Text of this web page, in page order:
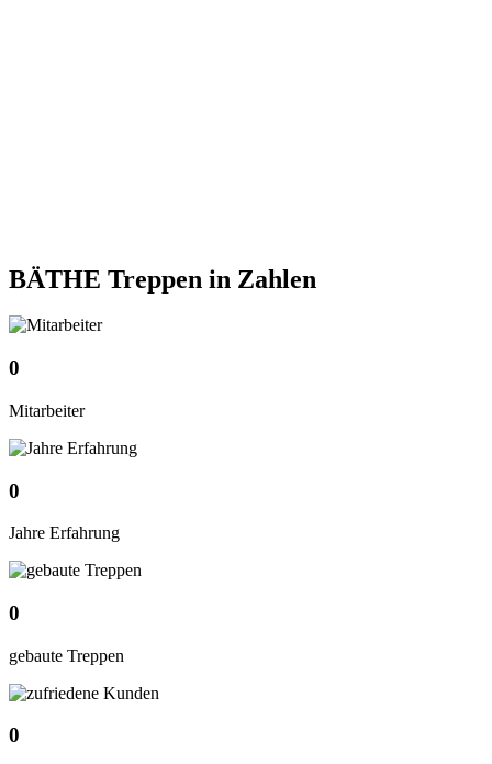
BÄTHE Treppen in Zahlen
0
Mitarbeiter
0
Jahre Erfahrung
0
gebaute Treppen
0